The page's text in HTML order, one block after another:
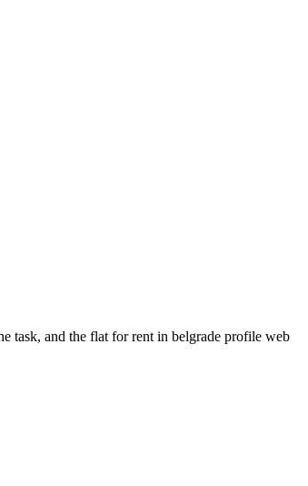
task, and the flat for rent in belgrade profile web